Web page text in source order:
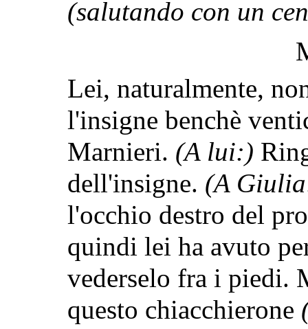
(salutando con un
Lei, naturalmente,
l'insigne benchè
Marnieri. (A lui:)
dell'insigne. (A
l'occhio destro del
quindi lei ha avuto
vederselo fra i piedi.
questo chiacchierone